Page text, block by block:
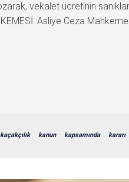
vekalet ücretinin
:Asliye Ceza
kaçakçılık kanun kapsamında kararı